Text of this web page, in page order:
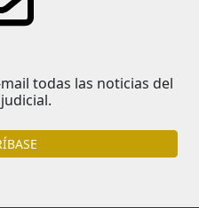
todas las noticias del